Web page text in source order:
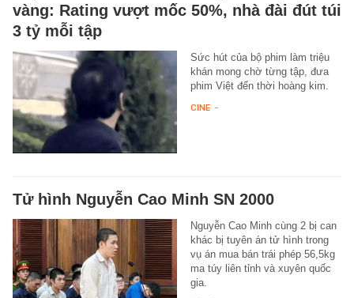
vàng: Rating vượt mốc 50%, nhà đài đút túi
3 tỷ mỗi tập
Sức hút của bộ phim làm triệu
khán mong chờ từng tập, đưa
phim Việt đến thời hoàng kim.
CINE -
Tử hình Nguyễn Cao Minh SN 2000
Nguyễn Cao Minh cùng 2 bị can
khác bị tuyên án tử hình trong
vụ án mua bán trái phép 56,5kg
ma túy liên tỉnh và xuyên quốc
gia.